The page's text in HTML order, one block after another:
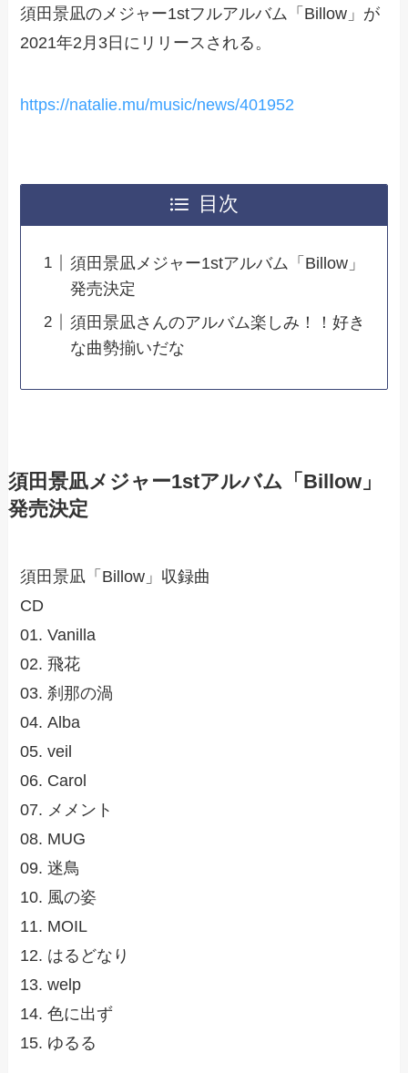
須田景凪のメジャー1stフルアルバム「Billow」が
2021年2月3日にリリースされる。
https://natalie.mu/music/news/401952
目次
須田景凪メジャー1stアルバム「Billow」
発売決定
須田景凪さんのアルバム楽しみ！！好き
な曲勢揃いだな
須田景凪メジャー1stアルバム「Billow」
発売決定
須田景凪「Billow」収録曲
CD
01. Vanilla
02. 飛花
03. 刹那の渦
04. Alba
05. veil
06. Carol
07. メメント
08. MUG
09. 迷鳥
10. 風の姿
11. MOIL
12. はるどなり
13. welp
14. 色に出ず
15. ゆるる